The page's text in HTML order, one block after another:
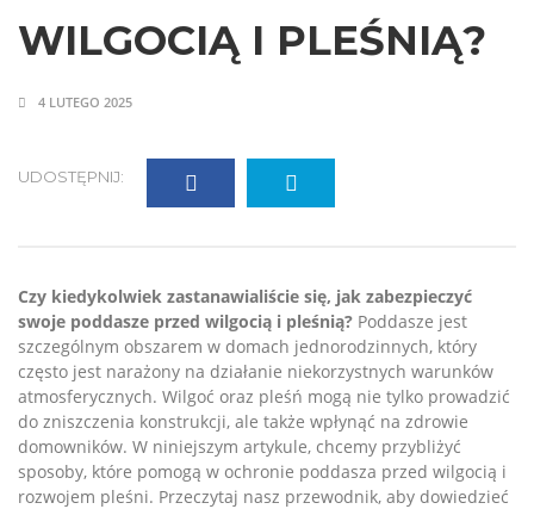
WILGOCIĄ I PLEŚNIĄ?
4 LUTEGO 2025
UDOSTĘPNIJ:
Czy kiedykolwiek zastanawialiście się, jak zabezpieczyć
swoje poddasze przed wilgocią i pleśnią? Poddasze jest
szczególnym obszarem w domach jednorodzinnych, który
często jest narażony na działanie niekorzystnych warunków
atmosferycznych. Wilgoć oraz pleśń mogą nie tylko prowadzić
do zniszczenia konstrukcji, ale także wpłynąć na zdrowie
domowników. W niniejszym artykule, chcemy przybliżyć
sposoby, które pomogą w ochronie poddasza przed wilgocią i
rozwojem pleśni. Przeczytaj nasz przewodnik, aby dowiedzieć